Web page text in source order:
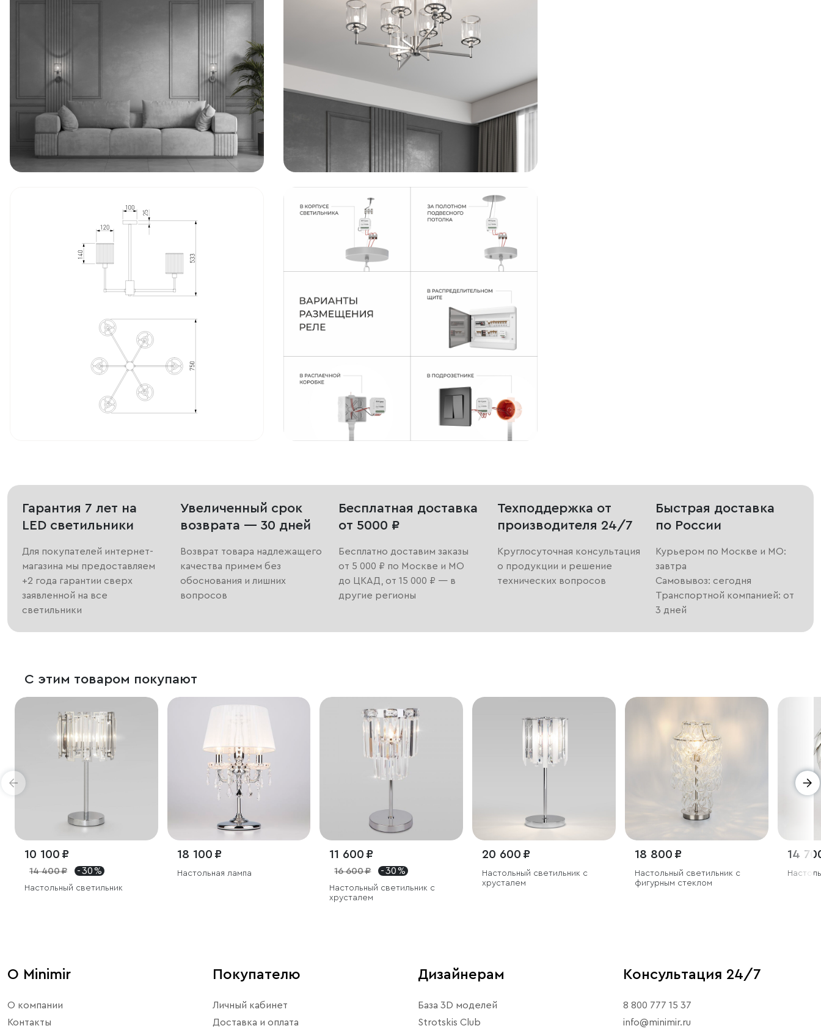
Гарантия 7 лет на
LED светильники
Для покупателей интернет-
магазина мы предоставляем
+2 года гарантии сверх
заявленной на все
светильники
Увеличенный срок
возврата — 30 дней
Возврат товара надлежащего
качества примем без
обоснования и лишних
вопросов
Бесплатная доставка
от 5000 ₽
Бесплатно доставим заказы
от 5 000 ₽ по Москве и МО
до ЦКАД, от 15 000 ₽ — в
другие регионы
Техподдержка от
производителя 24/7
Круглосуточная консультация
о продукции и решение
технических вопросов
Быстрая доставка
по России
Курьером по Москве и МО:
завтра
Самовывоз: сегодня
Транспортной компанией: от
3 дней
С этим товаром покупают
10 100 ₽
14 400 ₽ - 30 %
Настольный светильник
18 100 ₽
Настольная лампа
11 600 ₽
16 600 ₽ - 30 %
Настольный светильник с
хрусталем
20 600 ₽
Настольный светильник с
хрусталем
18 800 ₽
Настольный светильник с
фигурным стеклом
14
О Minimir
О компании
Контакты
Покупателю
Личный кабинет
Доставка и оплата
Дизайнерам
База 3D моделей
Strotskis Club
Консультация 24/7
8 800 777 15 37
info@minimir.ru